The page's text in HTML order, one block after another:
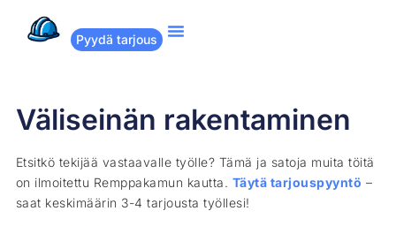
Pyydä tarjous
Väliseinän rakentaminen
Etsitkö tekijää vastaavalle työlle? Tämä ja satoja muita töitä
on ilmoitettu Remppakamun kautta. Täytä tarjouspyyntö –
saat keskimäärin 3-4 tarjousta työllesi!